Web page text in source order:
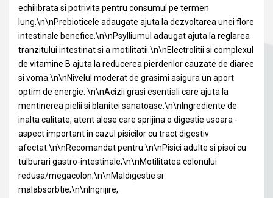
echilibrata si potrivita pentru consumul pe termen
lung.\n\nPrebioticele adaugate ajuta la dezvoltarea unei flore
intestinale benefice.\n\nPsylliumul adaugat ajuta la reglarea
tranzitului intestinat si a motilitatii.\n\nElectrolitii si complexul
de vitamine B ajuta la reducerea pierderilor cauzate de diaree
si voma.\n\nNivelul moderat de grasimi asigura un aport
optim de energie. \n\nAcizii grasi esentiali care ajuta la
mentinerea pielii si blanitei sanatoase.\n\nIngrediente de
inalta calitate, atent alese care sprijina o digestie usoara -
aspect important in cazul pisicilor cu tract digestiv
afectat.\n\nRecomandat pentru:\n\nPisici adulte si pisoi cu
tulburari gastro-intestinale;\n\nMotilitatea colonului
redusa/megacolon;\n\nMaldigestie si
malabsorbtie;\n\nIngrijire,